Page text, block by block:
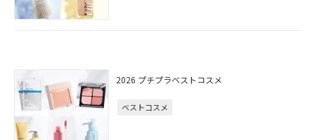
2026 プチプラベストコスメ
ベストコスメ